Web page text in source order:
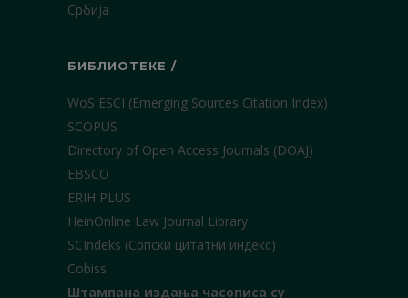
Србија
БИБЛИОТЕКЕ /
WoS ESCI (Emerging Sources Citation Index)
SCOPUS
Directory of Open Access Journals (DOAJ)
EBSCO
ERIH PLUS
HeinOnline Law Journal Library
SCIndeks (Српски цитатни индекс)
Cobiss
Штампана издања часописа су